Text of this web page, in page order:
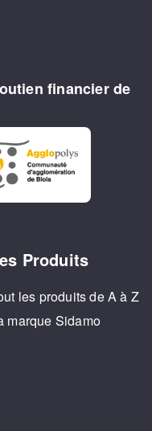
financier de
Produits
les produits de A à Z
marque Sidamo